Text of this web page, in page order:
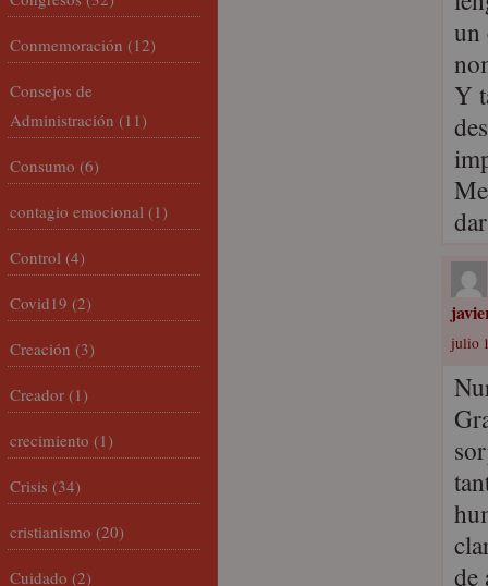
un
Y
julio
de
Conmemoración (12)
Consejos de
Administración (11)
Consumo (6)
contagio emocional (1)
Control (4)
Covid19 (2)
Creación (3)
Creador (1)
crecimiento (1)
Crisis (34)
cristianismo (20)
Cuidado (2)